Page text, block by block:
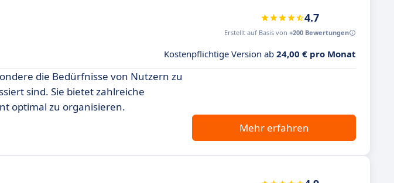
4.7
Erstellt auf Basis von +200 Bewertungen
Kostenpflichtige Version ab 24,00 € pro Monat
die Bedürfnisse von Nutzern zu
sind. Sie bietet zahlreiche
optimal zu organisieren.
Mehr erfahren